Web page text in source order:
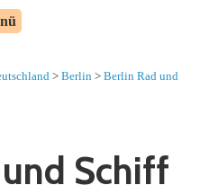
> Berlin > Berlin Rad und
Schiff